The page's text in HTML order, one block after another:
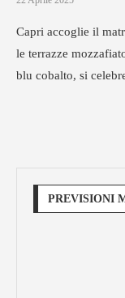
Capri accoglie il
le terrazze
blu cobalto, si
PREVISIONI